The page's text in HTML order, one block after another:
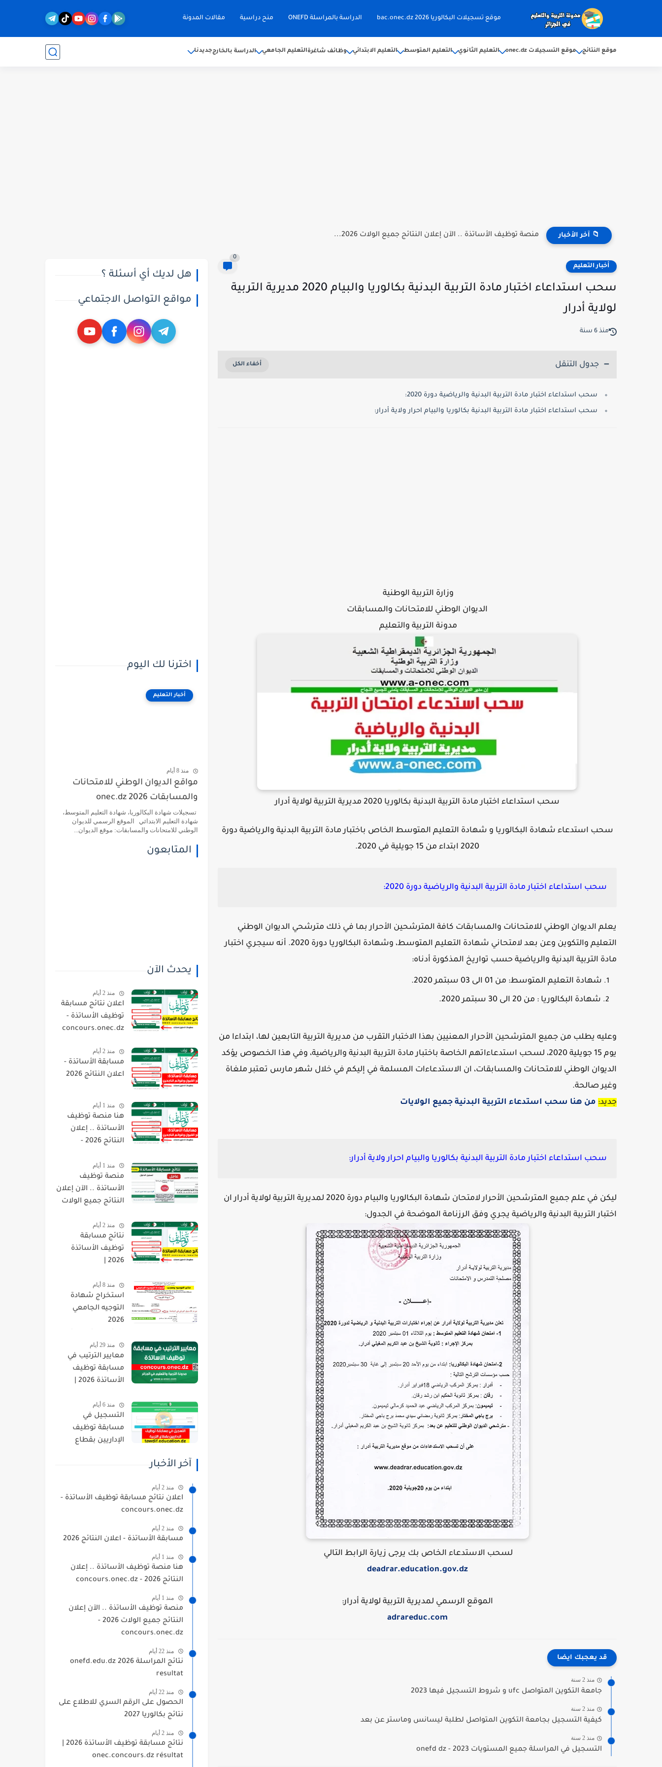
موقع تسجيلات البكالوريا 2026 bac.onec.dz الدراسة بالمراسلة ONEFD منح دراسية مقالات المدونة
موقع النتائج موقع التسجيلات onec.dz التعليم الثانوي التعليم المتوسط التعليم الابتدائي وظائف شاغرةالتعليم الجامعي الدراسة بالخارججديدنا
📁 آخر الأخبار منصة توظيف الأساتذة .. الآن إعلان النتائج جميع الولات 2026...
أخبار التعليم
0
سحب استداعاء اختبار مادة التربية البدنية بكالوريا والبيام 2020 مديرية التربية
لولاية أدرار
منذ 6 سنة
جدول التنقل
سحب استداعاء اختبار مادة التربية البدنية والرياضية دورة 2020:
سحب استداعاء اختبار مادة التربية البدنية بكالوريا والبيام احرار ولاية أدرار:
وزارة التربية الوطنية
الديوان الوطني للامتحانات والمسابقات
مدونة التربية والتعليم
سحب استداعاء اختبار مادة التربية البدنية بكالوريا 2020 مديرية التربية لولاية أدرار
سحب استدعاء شهادة البكالوريا و شهادة التعليم المتوسط الخاص باختبار مادة التربية البدنية والرياضية دورة
2020 ابتداء من 15 جويلية في 2020.
سحب استداعاء اختبار مادة التربية البدنية والرياضية دورة 2020:
يعلم الديوان الوطني للامتحانات والمسابقات كافة المترشحين الأحرار بما في ذلك مترشحي الديوان الوطني
التعليم والتكوين وعن بعد لامتحاني شهادة التعليم المتوسط، وشهادة البكالوريا دورة 2020. أنه سيجري اختبار
مادة التربية البدنية والرياضية حسب تواريخ المذكورة أدناه:
شهادة التعليم المتوسط: من 01 الى 03 سبتمر 2020.
شهادة البكالوريا : من 20 الى 30 سبتمر 2020.
وعليه يطلب من جميع المترشحين الأحرار المعنيين بهذا الاختبار التقرب من مديرية التربية التابعين لها، ابتداءا من
يوم 15 جويلية 2020، لسحب استدعاءاتهم الخاصة باختبار مادة التربية البدنية والرياضية، وفي هذا الخصوص يؤكد
الديوان الوطني للامتحانات والمسابقات، ان الاستدعاءات المسلمة في إليكم في خلال شهر مارس تعتبر ملغاة
وغير صالحة.
جديد: من هنا سحب استدعاء التربية البدنية جميع الولايات
سحب استداعاء اختبار مادة التربية البدنية بكالوريا والبيام احرار ولاية أدرار:
ليكن في علم جميع المترشحين الأحرار لامتحان شهادة البكالوريا والبيام دورة 2020 لمديرية التربية لولاية أدرار
ان
اختبار التربية البدنية والرياضية يجري وفق الرزنامة الموضحة في الجدول:
لسحب الاستدعاء الخاص بك يرجى زيارة الرابط التالي
deadrar.education.gov.dz
الموقع الرسمي لمديرية التربية لولاية أدرار:
adrareduc.com
قد يعجبك ايضا
منذ 2 سنة
جامعة التكوين المتواصل ufc و شروط التسجيل فيها 2023
منذ 2 سنة
كيفية التسجيل بجامعة التكوين المتواصل لطلبة ليسانس وماستر عن بعد
منذ 2 سنة
التسجيل في المراسلة جميع المستويات 2023 - onefd dz
هل لديك أي أسئلة ؟
مواقع التواصل الاجتماعي
اخترنا لك اليوم
أخبار التعليم
منذ 8 أيام
مواقع الديوان الوطني للامتحانات
والمسابقات 2026 onec.dz
تسجيلات شهادة البكالوريا، شهادة التعليم المتوسط،
شهادة التعليم الابتدائي الموقع الرسمي للديوان
الوطني للامتحانات والمسابقات: موقع الديوان...
المتابعون
يحدث الآن
منذ 2 أيام
اعلان نتائج مسابقة
توظيف الأساتذة -
concours.onec.dz
منذ 2 أيام
مسابقة الأساتذة -
اعلان النتائج 2026
منذ 1 أيام
هنا منصة توظيف
الأساتذة .. إعلان
النتائج 2026 -
منذ 1 أيام
منصة توظيف
الأساتذة .. الآن إعلان
النتائج جميع الولات
concours.onec.dz
منذ 2 أيام
نتائج مسابقة
توظيف الأساتذة
résultat
منذ 8 أيام
استخراج شهادة
التوجيه الجامعي
2026
منذ 29 أيام
معايير الترتيب في
مسابقة توظيف
منذ 6 أيام
التسجيل في
مسابقة توظيف
الإداريين بقطاع
آخر الأخبار
منذ 2 أيام
اعلان نتائج مسابقة توظيف الأساتذة -
concours.onec.dz
منذ 2 أيام
مسابقة الأساتذة - اعلان النتائج 2026
منذ 1 أيام
هنا منصة توظيف الأساتذة .. إعلان
النتائج 2026 - concours.onec.dz
منذ 1 أيام
منصة توظيف الأساتذة .. الآن إعلان
النتائج جميع الولات 2026 -
concours.onec.dz
منذ 22 أيام
نتائج المراسلة 2026 onefd.edu.dz
resultat
منذ 22 أيام
الحصول على الرقم السري للاطلاع على
نتائج بكالوريا 2027
منذ 2 أيام
onec.concours.dz résultat